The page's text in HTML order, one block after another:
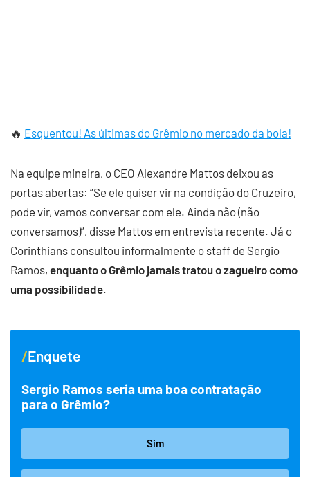
🔥 Esquentou! As últimas do Grêmio no mercado da bola!
Na equipe mineira, o CEO Alexandre Mattos deixou as
portas abertas: “Se ele quiser vir na condição do Cruzeiro,
pode vir, vamos conversar com ele. Ainda não (não
conversamos)”, disse Mattos em entrevista recente. Já o
Corinthians consultou informalmente o staff de Sergio
Ramos, enquanto o Grêmio jamais tratou o zagueiro como
uma possibilidade.
Enquete
Sergio Ramos seria uma boa contratação
para o Grêmio?
Sim